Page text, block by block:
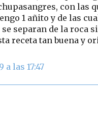
con las
1 añito y de las
se separan de la roca
receta tan buena y
a las 17:47